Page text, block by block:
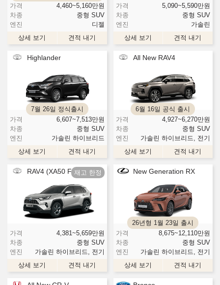
가격
4,460~5,160만원
차종
중형 SUV
엔진
디젤
상세 보기
견적 내기
가격 5,090~5,590만원
차종
중형 SUV
엔진
가솔린
상세 보기
견적 내기
Highlander
7월 26일 정식출시
가격
6,607~7,513만원
차종
중형 SUV
엔진
가솔린 하이브리드
상세 보기
견적 내기
All New RAV4
6월 16일 공식 출시
가격
4,927~6,270만원
차종
중형 SUV
엔진
가솔린 하이브리드, 전기
상세 보기
견적 내기
RAV4 (XA50 F/L)
가격 4,381~5,659만원
차종
중형 SUV
엔진
가솔린 하이브리드, 전기
상세 보기
견적 내기
New Generation RX
26년형 1월 23일 출시
가격
8,675~12,110만원
차종
중형 SUV
엔진
가솔린 하이브리드, 전기
상세 보기
견적 내기